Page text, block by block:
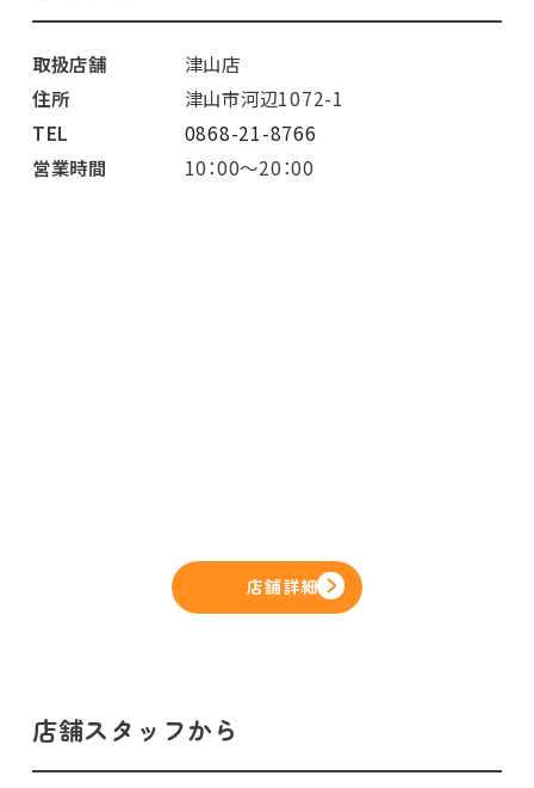
取扱店舗
津山店
住所
津山市河辺1072-1
TEL
0868-21-8766
営業時間
10：00～20：00
店舗詳細
店舗スタッフから